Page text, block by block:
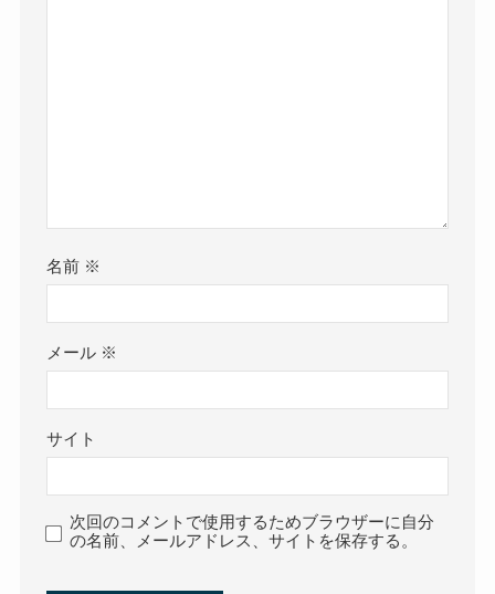
名前 ※
メール ※
サイト
次回のコメントで使用するためブラウザーに自分
の名前、メールアドレス、サイトを保存する。